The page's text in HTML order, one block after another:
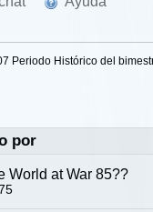
Periodo Histórico del
por
World at War 85??